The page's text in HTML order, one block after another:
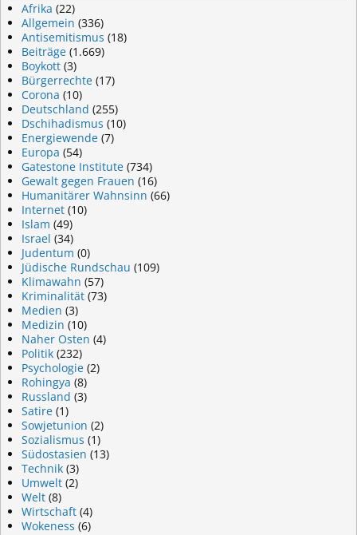
Afrika (22)
Allgemein (336)
Antisemitismus (18)
Beiträge (1.669)
Boykott (3)
Bürgerrechte (17)
Corona (10)
Deutschland (255)
Dschihadismus (10)
Energiewende (7)
Europa (54)
Gatestone Institute (734)
Gewalt gegen Frauen (16)
Humanitärer Wahnsinn (66)
Internet (10)
Islam (49)
Israel (34)
Judentum (0)
Jüdische Rundschau (109)
Klimawahn (57)
Kriminalität (73)
Medien (3)
Medizin (10)
Naher Osten (4)
Politik (232)
Psychologie (2)
Rohingya (8)
Russland (3)
Satire (1)
Sowjetunion (2)
Sozialismus (1)
Südostasien (13)
Technik (3)
Umwelt (2)
Welt (8)
Wirtschaft (4)
Wokeness (6)